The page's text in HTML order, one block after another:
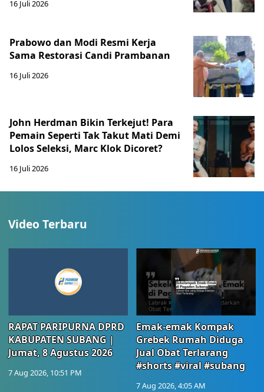
16 Juli 2026
Prabowo dan Modi Resmi Kerja
Sama Restorasi Candi Prambanan
16 Juli 2026
John Herdman Bikin Terkejut! Para
Pemain Seperti Tak Takut Mati Demi
Lolos Seleksi, Marc Klok Dicoret?
16 Juli 2026
Video Terbaru
RAPAT PARIPURNA DPRD
KABUPATEN SUBANG |
Jumat, 8 Agustus 2026
7 Aug 2026, 10:51 PM
Emak-emak Kompak
Grebek Rumah Diduga
Jual Obat Terlarang
#shorts #viral #subang
7 Aug 2026, 4:05 AM